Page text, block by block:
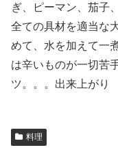
ぎ、ピーマン、茄子
全ての具材を適当な
めて、水を加えて一
は辛いものが一切苦
ツ。。。出来上がり
料理